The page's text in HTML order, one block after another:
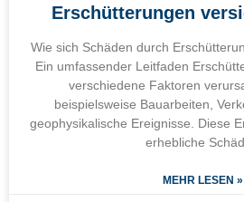
Erschütterungen
Wie sich Schäden durch
Ein umfassender Leitfaden
verschiedene Faktoren
beispielsweise Bauarbeiten,
geophysikalische Ereignisse. Diese
erhebliche
MEHR LESEN »